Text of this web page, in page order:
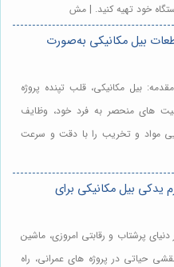
خود تهیه کنید. | مش
بیل مکانیکی به‌صورت
بیل مکانیکی، قلب تپنده پروژه
های منحصر به فرد خود، وظایف
مواد و تخریب را با دقت و سرعت
یدکی بیل مکانیکی برای
پرشتاب و رقابتی امروزی، ماشین
حیاتی در پروژه های عمرانی، راه